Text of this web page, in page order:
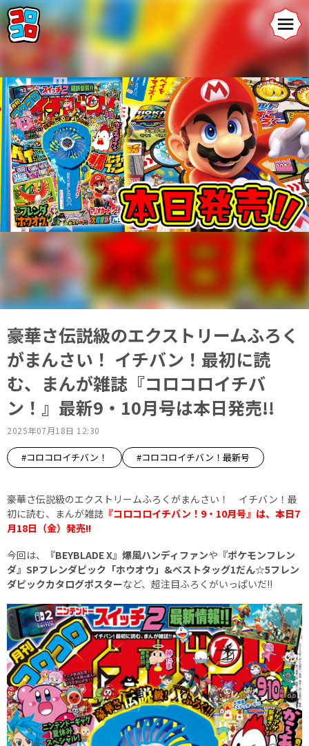
豪華さ伝説級のエクストリームふろく
がまんさい！ イチバン！最初に読
む、まんが雑誌『コロコロイチバ
ン！』最新9・10月号は本日発売!!
2025年07月18日 12:30
#コロコロイチバン！ #コロコロイチバン！最新号
豪華さ伝説級のエクストリームふろくがまんさい！ イチバン！最
初に読む、まんが雑誌 『コロコロイチバン！9・10月号』は、本日7
月18日（金）発売!!
今回は、
『BEYBLADE X』爆風ハンディファンや 『ポケモンフレン
ダ』SPフレンダピック「ホウオウ」&ベストタッグ1だん☆5フレン
ダピックカタログポスターなど、超注目ふろくがいっぱいだ!!